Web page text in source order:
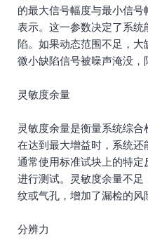
的最大信号幅度与最小信
表示。这一参数决定了系
陷。如果动态范围不足，
微小缺陷信号被噪声淹没，
灵敏度余量
灵敏度余量是衡量系统综
在达到最大增益时，系统还
通常使用标准试块上的特定
进行测试。灵敏度余量不
纹或气孔，增加了漏检的风
分辨力